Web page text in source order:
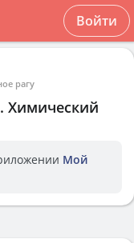
Войти
рагу
. Химический
Мой